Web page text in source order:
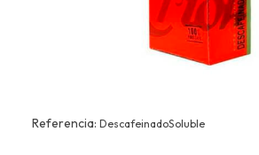
Referencia: DescafeinadoSoluble